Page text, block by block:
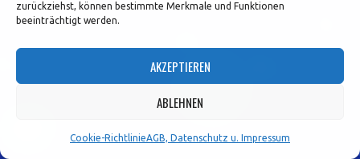
zurückziehst, können bestimmte Merkmale und Funktionen
beeinträchtigt werden.
AKZEPTIEREN
ABLEHNEN
Cookie-RichtlinieAGB, Datenschutz u. Impressum
Effiziente Transaktionen durch Straight Through
Seitennummerierung